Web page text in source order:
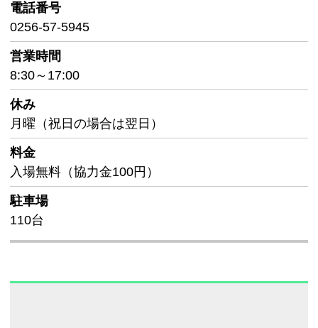
電話番号
0256-57-5945
営業時間
8:30～17:00
休み
月曜（祝日の場合は翌日）
料金
入場無料（協力金100円）
駐車場
110台